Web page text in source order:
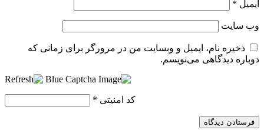
ایمیل *
وب‌ سایت
ذخیره نام، ایمیل و وبسایت من در مرورگر برای زمانی که
دوباره دیدگاهی می‌نویسم.
کد امنیتی *